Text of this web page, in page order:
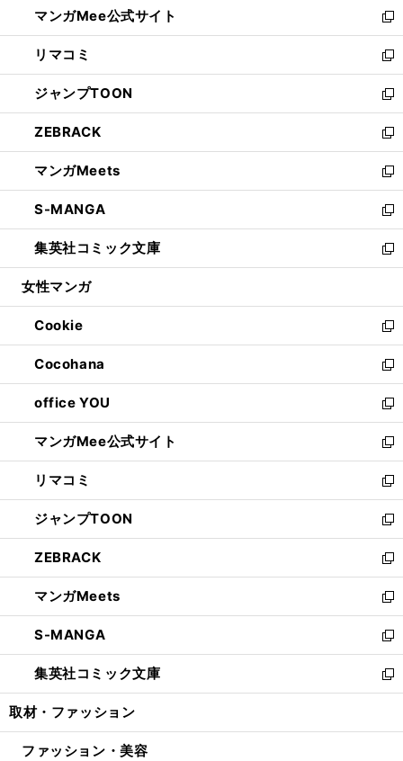
く
ド
ウ
で
開
く
ィ
ン
ド
ウ
で
開
く
い
ウ
ィ
ン
ド
ウ
で
開
く
マンガMee公式サイト
新
し
い
ウ
ィ
ン
ド
ウ
で
開
く
リマコミ
新
し
い
ウ
ィ
ン
ド
ウ
で
開
く
ジャンプTOON
新
し
い
ウ
ィ
ン
ド
ウ
で
開
ZEBRACK
新
し
い
ウ
ィ
ン
ド
ウ
開
く
マンガMeets
新
し
い
ウ
ィ
ン
ウ
で
開
く
S-MANGA
新
し
い
ウ
ン
ド
ウ
で
開
く
集英社コミック文庫
新
し
ウ
ィ
ン
ド
ウ
で
開
く
女性マンガ
Cookie
新
し
い
ウ
ィ
ン
ド
ウ
で
開
く
Cocohana
新
し
い
ウ
ィ
ン
ド
ウ
で
開
く
office YOU
新
し
い
ウ
ィ
ン
ド
ウ
で
開
く
マンガMee公式サイト
新
し
い
ウ
ィ
ン
ド
ウ
で
開
く
リマコミ
新
し
い
ウ
ィ
ン
ド
ウ
で
開
く
ジャンプTOON
新
し
い
ウ
ィ
ン
ド
ウ
で
開
ZEBRACK
新
し
い
ウ
ィ
ン
ド
ウ
開
マンガMeets
新
し
い
ウ
ィ
ン
ウ
S-MANGA
新
し
い
ウ
ン
集英社コミック文庫
新
し
ウ
取材・ファッション
ファッション・美容